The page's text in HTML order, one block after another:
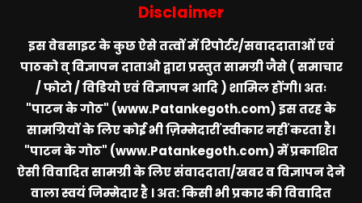
Disclaimer
इस वेबसाइट के कुछ ऐसे तत्वों में रिपोर्टर/सवाददाताओं एवं
पाठको व् विज्ञापन दाताओ द्वारा प्रस्तुत सामग्री जैसे ( समाचार
/ फोटो / विडियो एवं विज्ञापन आदि ) शामिल होंगी। अतः
"पाटन के गोठ" (www.Patankegoth.com)इस तरह के
सामग्रियों के लिए कोई भी ज़िम्मेदारीं स्वीकार नहीं करता है।
"पाटन के गोठ" (www.Patankegoth.com)में प्रकाशित
ऐसी विवादित सामग्री के लिए संवाददाता/खबर व विज्ञापन देने
वाला स्वयं जिम्मेदार है । अत: किसी भी प्रकार की विवादित